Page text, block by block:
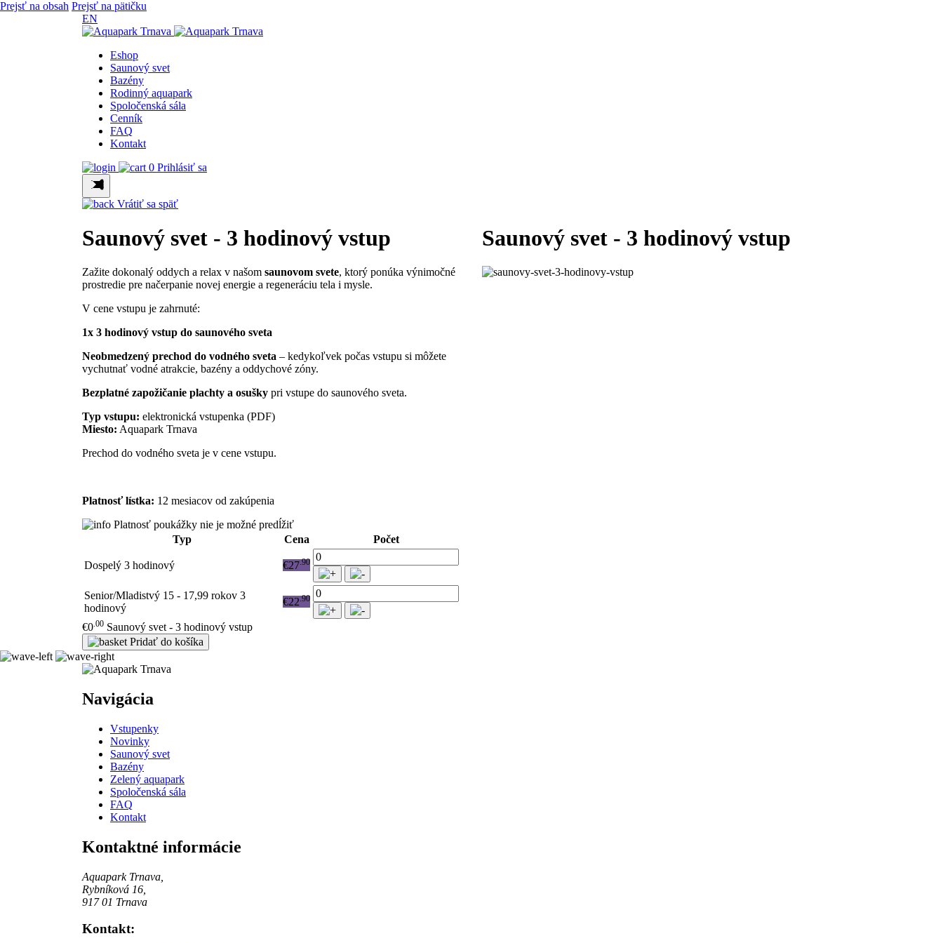
Prejsť na obsah Prejsť na pätičku
EN
Eshop
Saunový svet
Bazény
Rodinný aquapark
Spoločenská sála
Cenník
FAQ
Kontakt
0 Prihlásiť sa
Vrátiť sa späť
Saunový svet - 3 hodinový vstup
Zažite dokonalý oddych a relax v našom saunovom svete, ktorý ponúka výnimočné
prostredie pre načerpanie novej energie a regeneráciu tela i mysle.
V cene vstupu je zahrnuté:
1x 3 hodinový vstup do saunového sveta
Neobmedzený prechod do vodného sveta – kedykoľvek počas vstupu si môžete
vychutnať vodné atrakcie, bazény a oddychové zóny.
Bezplatné zapožičanie plachty a osušky pri vstupe do saunového sveta.
Typ vstupu: elektronická vstupenka (PDF)
Miesto: Aquapark Trnava
Prechod do vodného sveta je v cene vstupu.
Platnosť lístka: 12 mesiacov od zakúpenia
Platnosť poukážky nie je možné predĺžiť
Typ
Cena Počet
Dospelý 3 hodinový €27.90
Senior/Mladistvý 15 - 17,99 rokov 3
hodinový
€22.90
€0.00 Saunový svet - 3 hodinový vstup
Pridať do košíka
Saunový svet - 3 hodinový vstup
Navigácia
Vstupenky
Novinky
Saunový svet
Bazény
Zelený aquapark
Spoločenská sála
FAQ
Kontakt
Kontaktné informácie
Aquapark Trnava,
Rybníková 16,
917 01 Trnava
Kontakt: